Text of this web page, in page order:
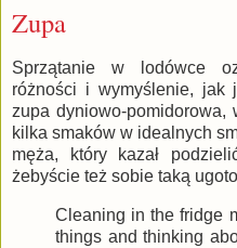
Zupa
Sprzątanie w lodówce
różności i wymyślenie, jak
zupa dyniowo-pomidorowa,
kilka smaków w idealnych
męża, który kazał
żebyście też sobie taką
Cleaning in the fridge
things and thinking